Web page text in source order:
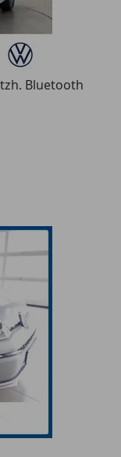
Bluetooth